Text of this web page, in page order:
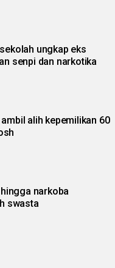
ungkap eks
senpi dan narkotika
alih kepemilikan 60
narkoba
swasta